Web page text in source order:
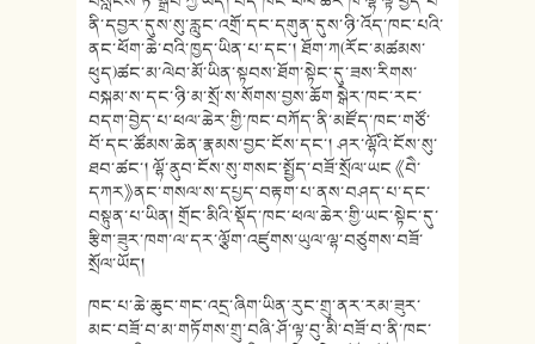
ནི་དབྱར་དུས་སུ་རླུང་འགྲོ་དང་དགུན་དུས་ཉི་འོད་ཁང་པའི་
ནང་ཕོག་ཆེ་བའི་ཁྱད་ཡིན་པ་དང་། ཐོག་ཀ(རོང་མཚམས་
ཕུད)ཚང་མ་ལེབ་མོ་ཡིན་སྟབས་ཐོག་སྟེང་དུ་ཟས་རིགས་
བསྐམ་ས་དང་ཉི་མ་སྲོ་ས་སོགས་བྱས་ཆོག སྒེར་ཁང་རང་
བདག་བྱེད་པ་ཕལ་ཆེར་གྱི་ཁང་བཀོད་ནི་མཛོད་ཁང་གཙོ་
བོ་དང་ཚོམས་ཆེན་རྣམས་བྱང་ངོས་དང་། ཤར་ལྷོའི་ངོས་སུ་
ཐབ་ཚང་། ལྷོ་ནུབ་ངོས་སུ་གསང་སྤྱོད་བཟོ་སྲོལ་ཡང 《བཻ་
དཀར》ནང་གསལ་ས་དཔྱད་བརྟག་པ་ནས་བཤད་པ་དང་
བསྟུན་པ་ཡིན། གྲོང་མིའི་སྡོད་ཁང་ཕལ་ཆེར་གྱི་ཡང་སྟེང་དུ་
རྩིག་ཟུར་ཁག་ལ་དར་ལྕོག་འཛུགས་ཡུལ་ལྷ་བཙུགས་བཟོ་
སྲོལ་ཡོད།
ཁང་པ་ཆེ་ཆུང་གང་འདྲ་ཞིག་ཡིན་རུང་གྲུ་ནར་རམ་ཟུར་
མང་བཟོ་བ་མ་གཏོགས་གྲུ་བཞི་ཤོ་ལྟ་བུ་མི་བཟོ་བ་ནི་ཁང་